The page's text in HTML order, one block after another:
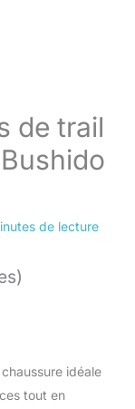
de trail
de lecture
idéale
tout en